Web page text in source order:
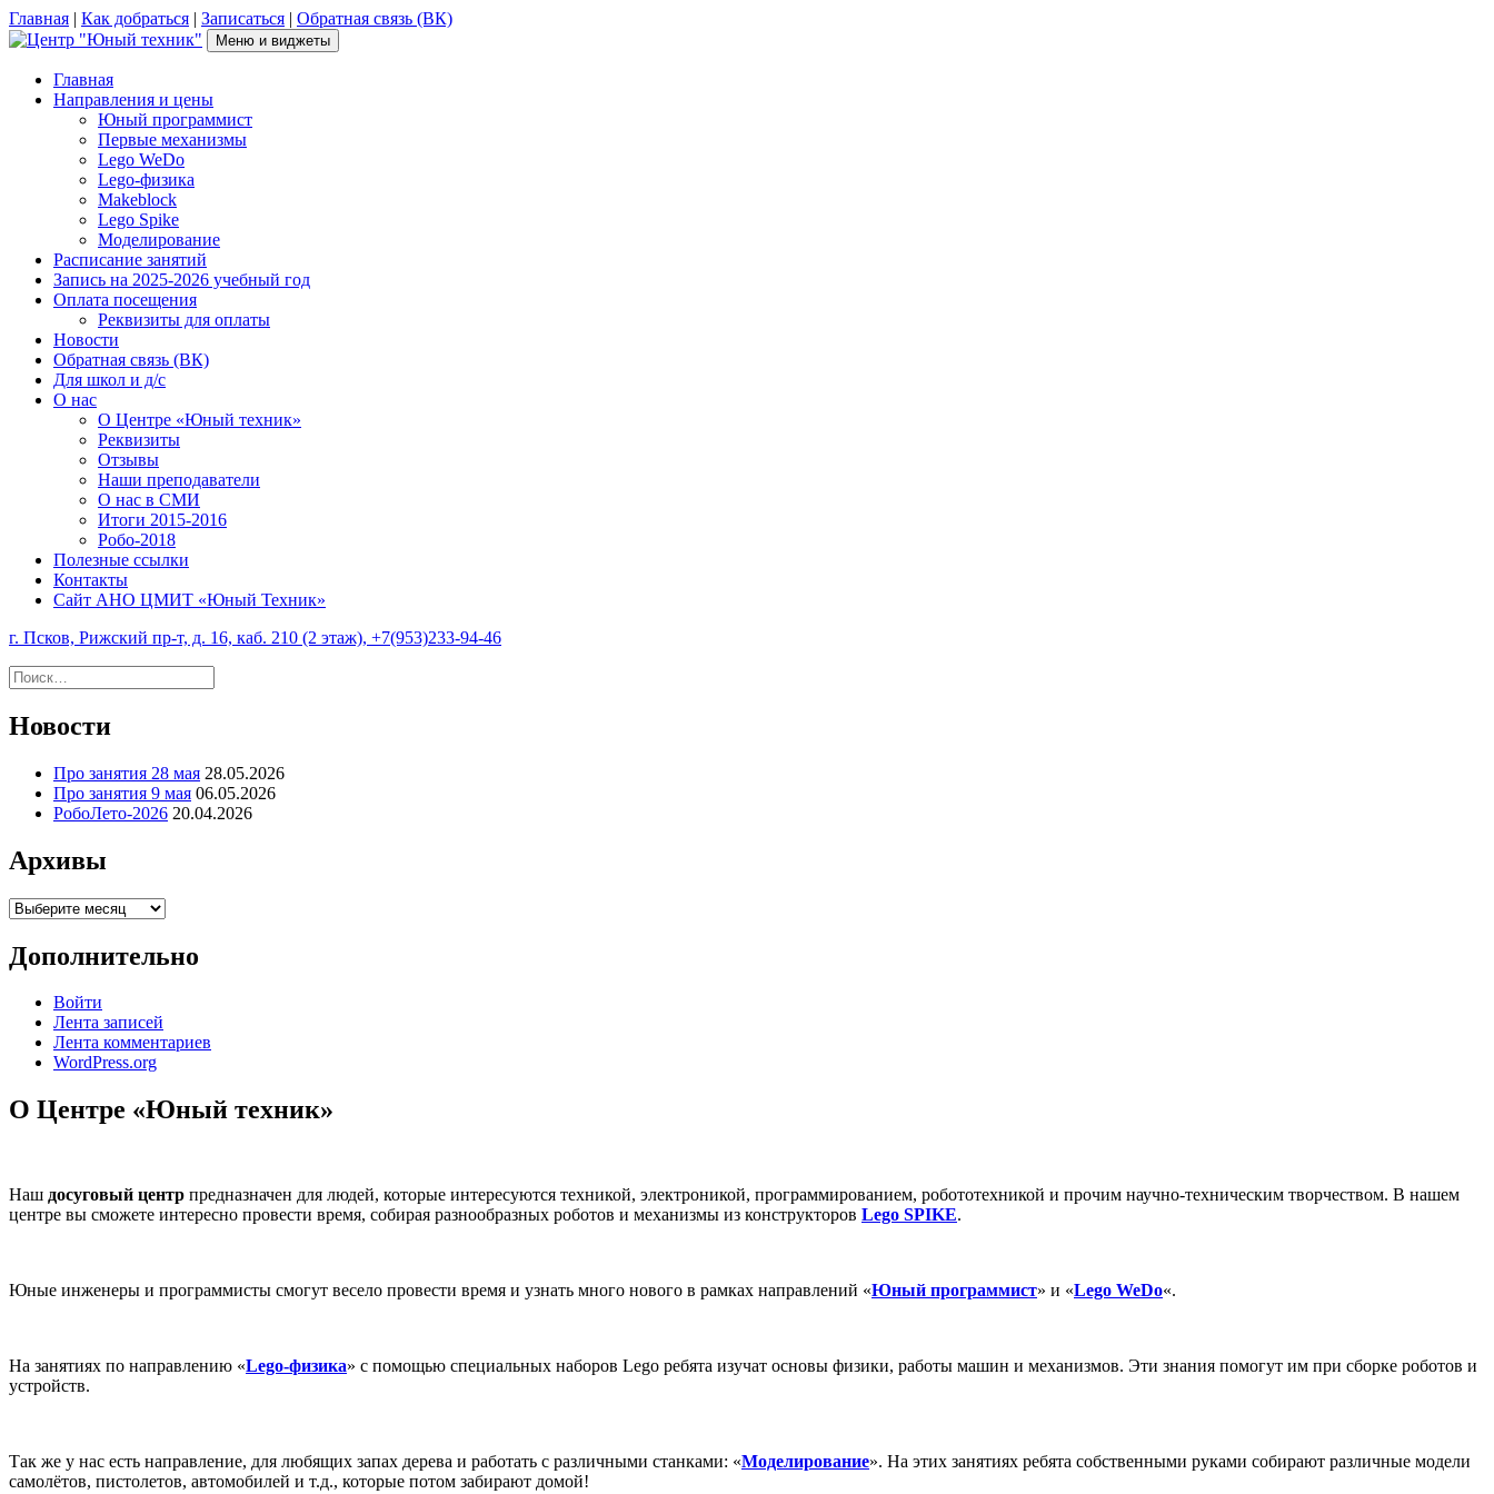
Перейти
к
Главная | Как добраться | Записаться | Обратная связь (ВК)
Центр "Юный техник"
г. Псков, Рижский пр-т, д.16, каб. 210 (2 этаж), +7(953)238-78-92
Меню и виджеты
Главная
Направления и цены
Юный программист
Первые механизмы
Lego WeDo
Lego-физика
Makeblock
Lego Spike
Моделирование
Расписание занятий
Запись на 2025-2026 учебный год
Оплата посещения
Реквизиты для оплаты
Новости
Обратная связь (ВК)
Для школ и д/с
О нас
О Центре «Юный техник»
Реквизиты
Отзывы
Наши преподаватели
О нас в СМИ
Итоги 2015-2016
Робо-2018
Полезные ссылки
Контакты
Сайт АНО ЦМИТ «Юный Техник»
г. Псков, Рижский пр-т, д. 16, каб. 210 (2 этаж), +7(953)233-94-46
Найти:
Новости
Про занятия 28 мая 28.05.2026
Про занятия 9 мая 06.05.2026
РобоЛето-2026 20.04.2026
Архивы
Архивы
Дополнительно
Войти
Лента записей
Лента комментариев
WordPress.org
О Центре «Юный техник»
Наш досуговый центр предназначен для людей, которые интересуются техникой, электроникой, программированием, робототехникой и прочим научно-техническим творчеством. В нашем
центре вы сможете интересно провести время, собирая разнообразных роботов и механизмы из конструкторов Lego SPIKE.
Юные инженеры и программисты смогут весело провести время и узнать много нового в рамках направлений «Юный программист» и «Lego WeDo«.
На занятиях по направлению «Lego-физика» с помощью специальных наборов Lego ребята изучат основы физики, работы машин и механизмов. Эти знания помогут им при сборке роботов и
устройств.
Так же у нас есть направление, для любящих запах дерева и работать с различными станками: «Моделирование». На этих занятиях ребята собственными руками собирают различные модели
самолётов, пистолетов, автомобилей и т.д., которые потом забирают домой!